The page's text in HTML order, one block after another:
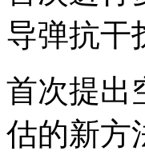
导弹抗干
首次提出
估的新方